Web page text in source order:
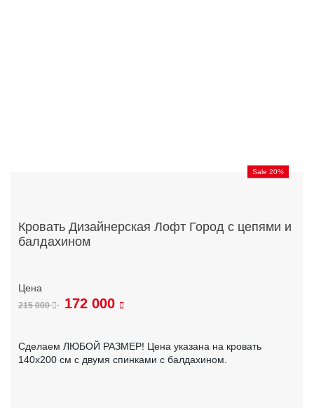
Sale 20%
Кровать Дизайнерская Лофт Город с цепями и
балдахином
215 000 172 000
Сделаем ЛЮБОЙ РАЗМЕР! Цена указана на кровать
140х200 см с двумя спинками с балдахином.